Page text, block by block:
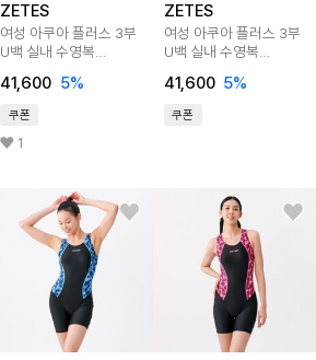
ZETES
여성 아쿠아 플러스 3부
U백 실내 수영복
L4A5256
41,600 5%
쿠폰
1
ZETES
여성 아쿠아 플러스 3부
U백 실내 수영복
BK L4A5254
41,600 5%
쿠폰